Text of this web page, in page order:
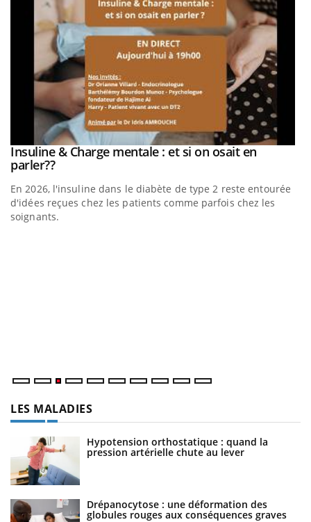
Youtube
Insuline & Charge mentale : et si on osait en
parler??Youtube
En 2026, l'insuline dans le diabète de type 2 reste entourée
d'idées reçues chez les patients comme parfois chez les
soignants.
LES MALADIES
Hypotension orthostatique : quand la
pression artérielle chute au lever
Drépanocytose : une déformation des
globules rouges aux conséquences graves